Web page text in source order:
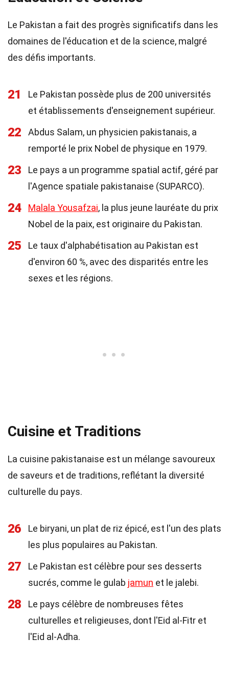
Le Pakistan a fait des progrès significatifs dans les
domaines de l'éducation et de la science, malgré
des défis importants.
21
Le Pakistan possède plus de 200 universités
et établissements d'enseignement supérieur.
22
Abdus Salam, un physicien pakistanais, a
remporté le prix Nobel de physique en 1979.
23
Le pays a un programme spatial actif, géré par
l'Agence spatiale pakistanaise (SUPARCO).
24 Malala Yousafzai, la plus jeune lauréate du prix
Nobel de la paix, est originaire du Pakistan.
25
Le taux d'alphabétisation au Pakistan est
d'environ 60 %, avec des disparités entre les
sexes et les régions.
Cuisine et Traditions
La cuisine pakistanaise est un mélange savoureux
de saveurs et de traditions, reflétant la diversité
culturelle du pays.
26
Le biryani, un plat de riz épicé, est l'un des plats
les plus populaires au Pakistan.
27
Le Pakistan est célèbre pour ses desserts
sucrés, comme le gulab jamun et le jalebi.
28
Le pays célèbre de nombreuses fêtes
culturelles et religieuses, dont l'Eid al-Fitr et
l'Eid al-Adha.